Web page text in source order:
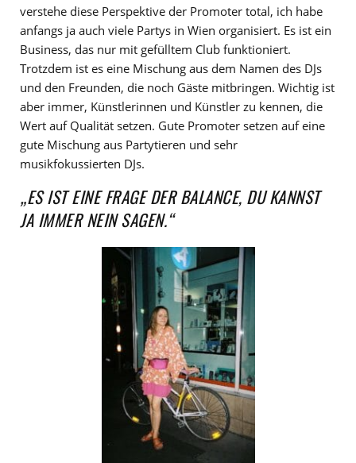
verstehe diese Perspektive der Promoter total, ich habe
anfangs ja auch viele Partys in Wien organisiert. Es ist ein
Business, das nur mit gefülltem Club funktioniert.
Trotzdem ist es eine Mischung aus dem Namen des DJs
und den Freunden, die noch Gäste mitbringen. Wichtig ist
aber immer, Künstlerinnen und Künstler zu kennen, die
Wert auf Qualität setzen. Gute Promoter setzen auf eine
gute Mischung aus Partytieren und sehr
musikfokussierten DJs.
„ES IST EINE FRAGE DER BALANCE, DU KANNST
JA IMMER NEIN SAGEN.“